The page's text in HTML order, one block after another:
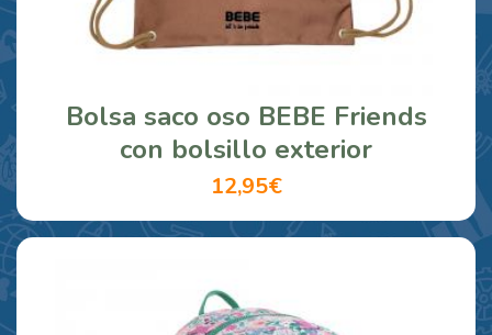
Bolsa saco oso BEBE Friends
con bolsillo exterior
12,95€